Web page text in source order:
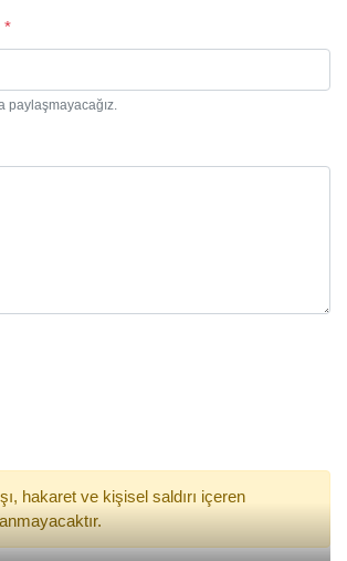
*
paylaşmayacağız.
hakaret ve kişisel saldırı içeren